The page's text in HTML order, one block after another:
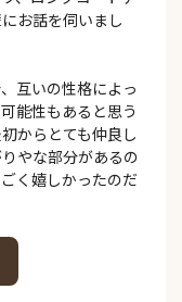
お話を伺いまし
互いの性格によっ
能性もあると思う
からとても仲良し
やな部分があるの
く嬉しかったのだ